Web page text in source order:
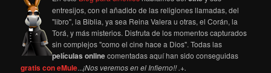
entresijos, con el añadido de las religiones llamadas, del
"libro", la Biblia, ya sea Reina Valera u otras, el Corán, la
Torá, y más misterios. Disfruta de los momentos capturados
sin complejos "como el cine hace a Dios". Todas las
películas onlinecomentadas aquí han sido conseguidas
gratis con eMule...¡Nos veremos en el Infierno!! .+.